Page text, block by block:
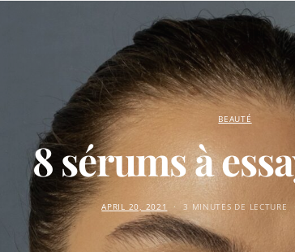
BEAUTÉ
8 sérums à
APRIL 20, 2021 3 MINUTES DE LECTURE